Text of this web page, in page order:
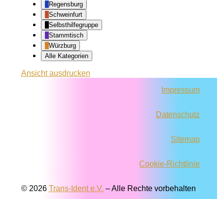
Regensburg
Schweinfurt
Selbsthilfegruppe
Stammtisch
Würzburg
Alle Kategorien
Ansichtausdrucken
Impressum
Datenschutz
Sitemap
Cookie-Richtlinie
© 2026 Trans-Ident e.V. – Alle Rechte vorbehalten